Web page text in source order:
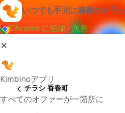
いつでも手元に最新のチラシ
Chrome に追加 - 無料
Kimbinoアプリ
すべてのオファーが一箇所に
チラシ 香春町